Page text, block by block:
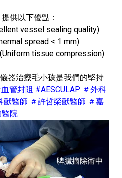
供以下優點：
vessel sealing quality)
spread < 1 mm)
tissue compression)
器治療毛小孩是我們的堅持
管封阻 #AESCULAP ＃外科
獸醫師 ＃許哲榮獸醫師 ＃嘉
醫院